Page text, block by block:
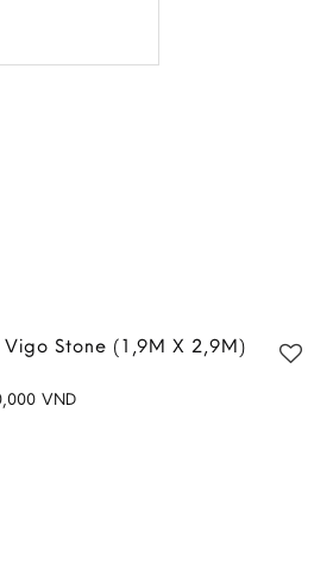
Vigo Stone (1,9M X 2,9M)
VND